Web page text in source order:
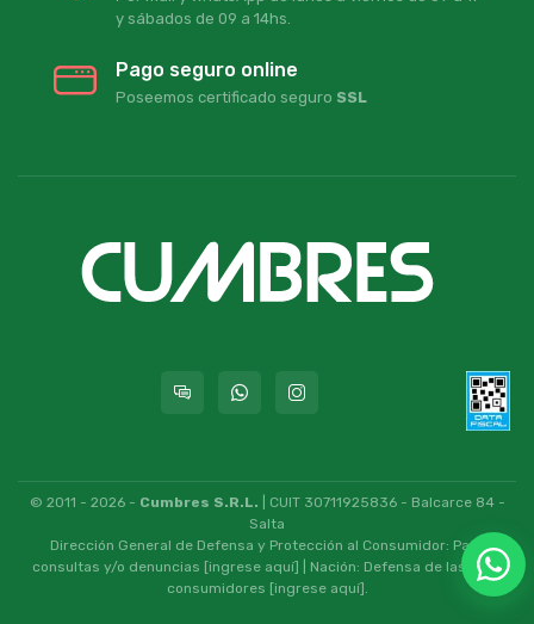
y sábados de 09 a 14hs.
Pago seguro online
Poseemos certificado seguro SSL
© 2011 - 2026 - Cumbres S.R.L. | CUIT 30711925836 - Balcarce 84 -
Salta
Dirección General de Defensa y Protección al Consumidor: Para
consultas y/o denuncias [ingrese aquí] | Nación: Defensa de las y los
consumidores [ingrese aquí]